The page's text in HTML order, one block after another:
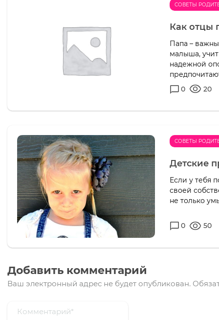
СОВЕТЫ
Как отцы
Папа –
малыша,
надежной
0
20
СОВЕТЫ
Детские
Если у тебя
своей
не только
0 50
Добавить комментарий
Ваш электронный адрес не будет опубликован.